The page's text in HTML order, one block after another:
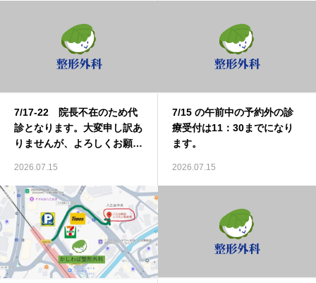
7/17-22 院長不在のため代
診となります。大変申し訳あ
りませんが、よろしくお願い
2026.07.15
7/15 の午前中の予約外の診
療受付は11：30までになり
ます。
2026.07.15